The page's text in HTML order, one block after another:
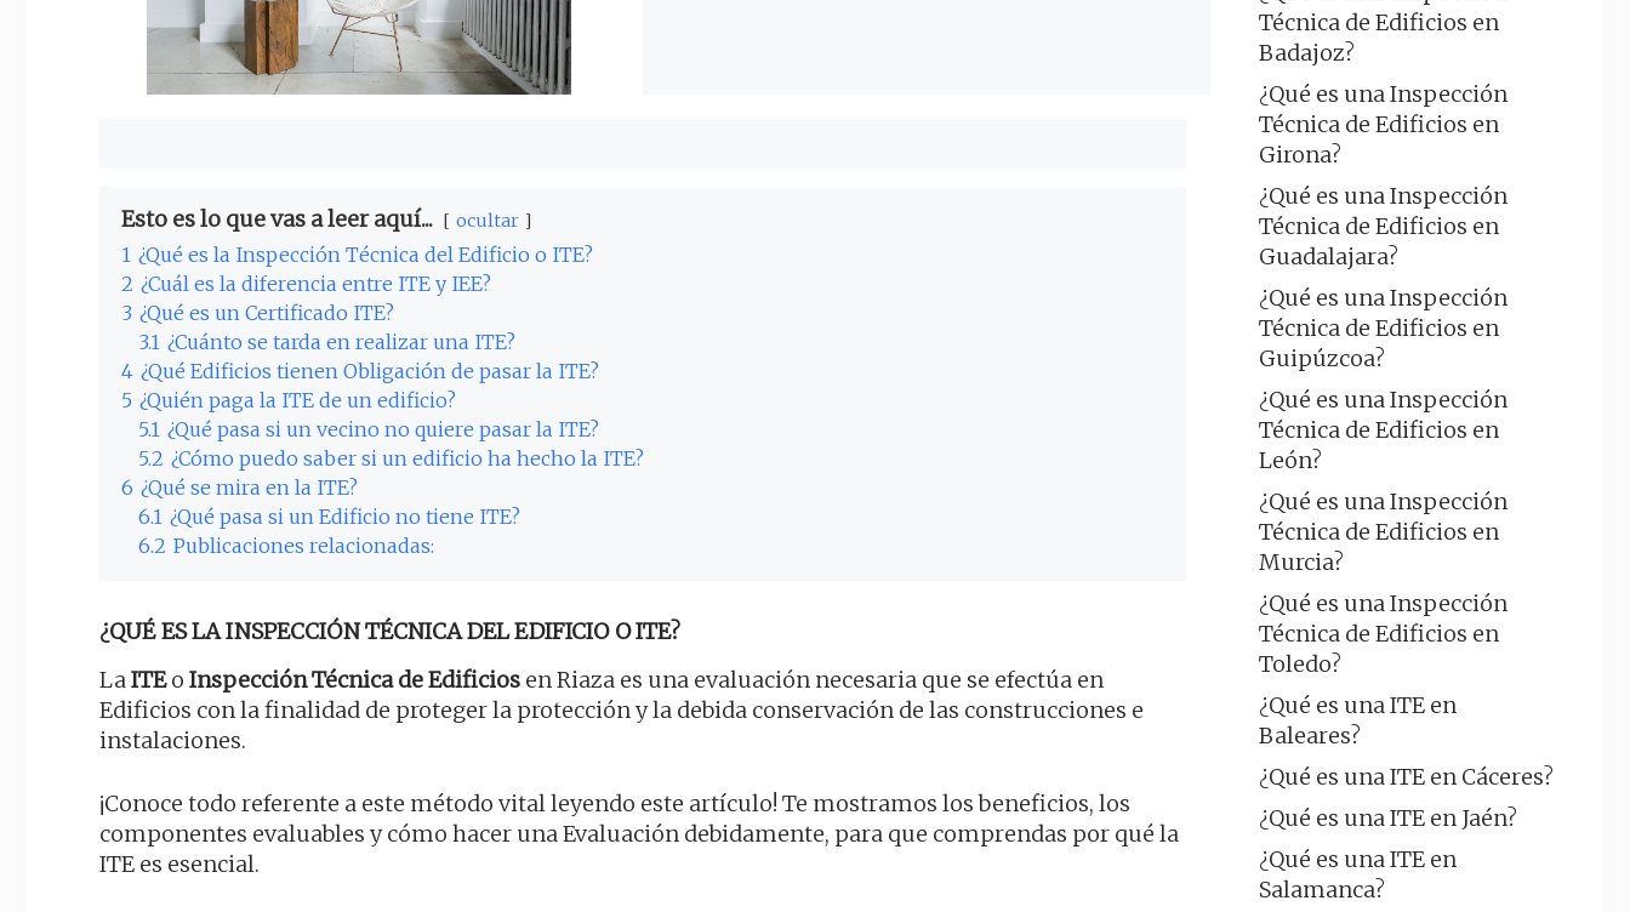
Esto es lo que vas a leer aquí... ocultar
1 ¿Qué es la Inspección Técnica del Edificio o ITE?
2 ¿Cuál es la diferencia entre ITE y IEE?
3 ¿Qué es un Certificado ITE?
3.1 ¿Cuánto se tarda en realizar una ITE?
4 ¿Qué Edificios tienen Obligación de pasar la ITE?
5 ¿Quién paga la ITE de un edificio?
5.1 ¿Qué pasa si un vecino no quiere pasar la ITE?
5.2 ¿Cómo puedo saber si un edificio ha hecho la ITE?
6 ¿Qué se mira en la ITE?
6.1 ¿Qué pasa si un Edificio no tiene ITE?
6.2 Publicaciones relacionadas:
¿QUÉ ES LA INSPECCIÓN TÉCNICA DEL EDIFICIO O ITE?
LaITEo Inspección Técnica de Edificios en Riaza es una evaluación necesaria que se efectúa en
Edificios con la finalidad de proteger la protección y la debida conservación de las construcciones e
instalaciones.
¡Conoce todo referente a este método vital leyendo este artículo! Te mostramos los beneficios, los
componentes evaluables y cómo hacer una Evaluación debidamente, para que comprendas por qué la
ITE es esencial.
Técnica de Edificios en
Badajoz?
¿Qué es una Inspección
Técnica de Edificios en
Girona?
¿Qué es una Inspección
Técnica de Edificios en
Guadalajara?
¿Qué es una Inspección
Técnica de Edificios en
Guipúzcoa?
¿Qué es una Inspección
Técnica de Edificios en
León?
¿Qué es una Inspección
Técnica de Edificios en
Murcia?
¿Qué es una Inspección
Técnica de Edificios en
Toledo?
¿Qué es una ITE en
Baleares?
¿Qué es una ITE en Cáceres?
¿Qué es una ITE en Jaén?
¿Qué es una ITE en
Salamanca?